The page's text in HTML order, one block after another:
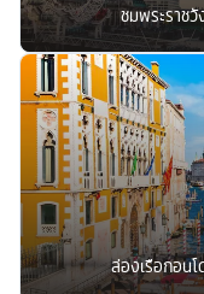
ชมพระราช
ล่องเรือกอน